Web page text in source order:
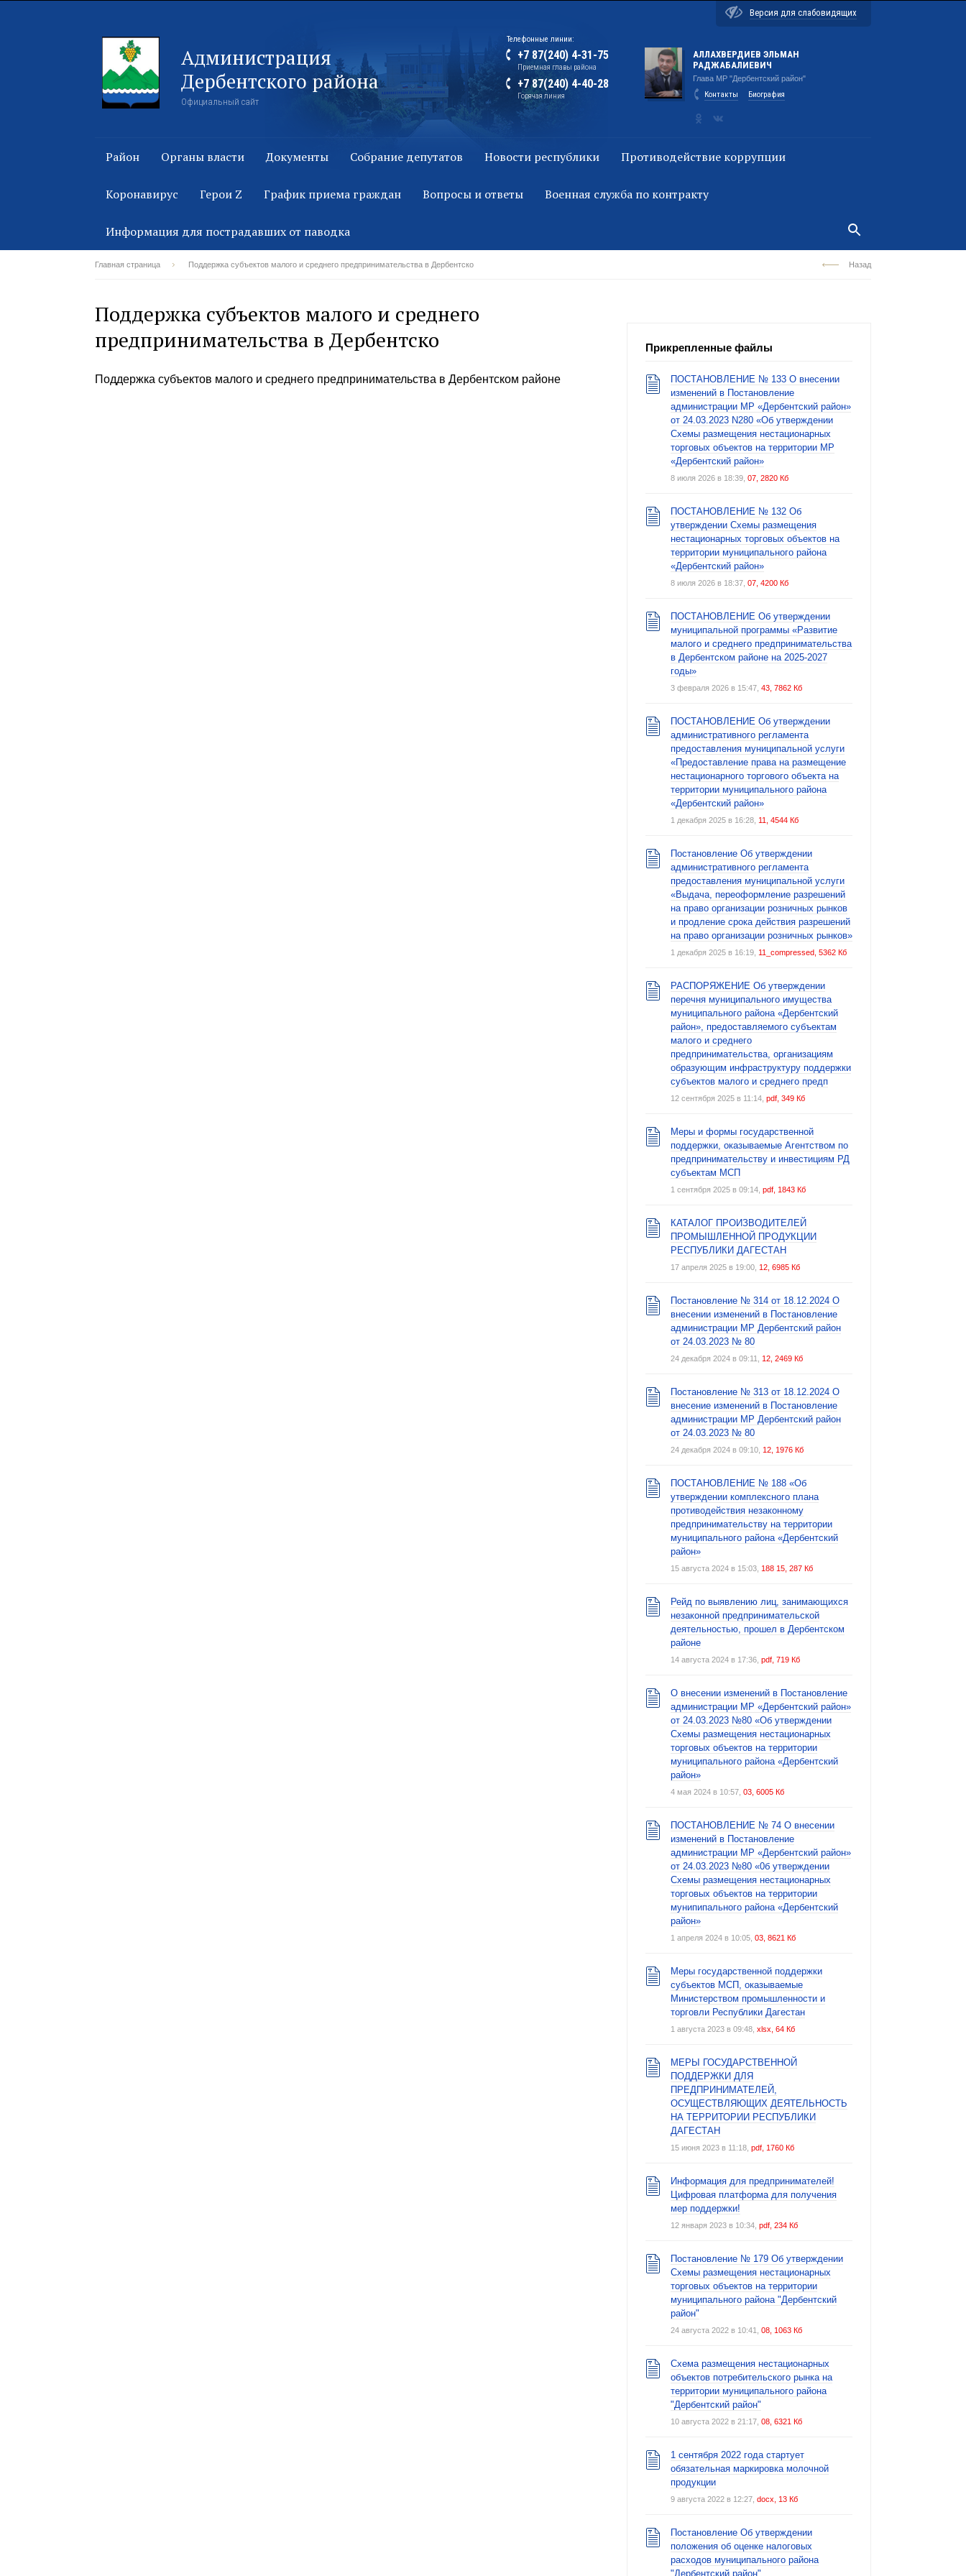
Администрация
Дербентского района
Официальный сайт
Телефонные линии:
+7 87(240) 4-31-75
Приемная главы района
+7 87(240) 4-40-28
Горячая линия
АЛЛАХВЕРДИЕВ ЭЛЬМАН
РАДЖАБАЛИЕВИЧ
Глава МР "Дербентский район"
Контакты Биография
Версия для слабовидящих
Район Органы власти Документы Собрание депутатов Новости республики Противодействие коррупции
Коронавирус Герои Z График приема граждан Вопросы и ответы Военная служба по контракту
Информация для пострадавших от паводка
Главная страница Поддержка субъектов малого и среднего предпринимательства в Дербентско Назад
Поддержка субъектов малого и среднего
предпринимательства в Дербентско
Поддержка субъектов малого и среднего предпринимательства в Дербентском районе
Прикрепленные файлы
ПОСТАНОВЛЕНИЕ № 133 О внесении
изменений в Постановление
администрации МР «Дербентский район»
от 24.03.2023 N280 «Об утверждении
Схемы размещения нестационарных
торговых объектов на территории МР
«Дербентский район»
8 июля 2026 в 18:39, 07, 2820 Кб
ПОСТАНОВЛЕНИЕ № 132 Об
утверждении Схемы размещения
нестационарных торговых объектов на
территории муниципального района
«Дербентский район»
8 июля 2026 в 18:37, 07, 4200 Кб
ПОСТАНОВЛЕНИЕ Об утверждении
муниципальной программы «Развитие
малого и среднего предпринимательства
в Дербентском районе на 2025-2027
годы»
3 февраля 2026 в 15:47, 43, 7862 Кб
ПОСТАНОВЛЕНИЕ Об утверждении
административного регламента
предоставления муниципальной услуги
«Предоставление права на размещение
нестационарного торгового объекта на
территории муниципального района
«Дербентский район»
1 декабря 2025 в 16:28, 11, 4544 Кб
Постановление Об утверждении
административного регламента
предоставления муниципальной услуги
«Выдача, переоформление разрешений
на право организации розничных рынков
и продление срока действия разрешений
на право организации розничных рынков»
1 декабря 2025 в 16:19, 11_compressed, 5362 Кб
РАСПОРЯЖЕНИЕ Об утверждении
перечня муниципального имущества
муниципального района «Дербентский
район», предоставляемого субъектам
малого и среднего
предпринимательства, организациям
образующим инфраструктуру поддержки
субъектов малого и среднего предп
12 сентября 2025 в 11:14, pdf, 349 Кб
Меры и формы государственной
поддержки, оказываемые Агентством по
предпринимательству и инвестициям РД
субъектам МСП
1 сентября 2025 в 09:14, pdf, 1843 Кб
КАТАЛОГ ПРОИЗВОДИТЕЛЕЙ
ПРОМЫШЛЕННОЙ ПРОДУКЦИИ
РЕСПУБЛИКИ ДАГЕСТАН
17 апреля 2025 в 19:00, 12, 6985 Кб
Постановление № 314 от 18.12.2024 О
внесении изменений в Постановление
администрации МР Дербентский район
от 24.03.2023 № 80
24 декабря 2024 в 09:11, 12, 2469 Кб
Постановление № 313 от 18.12.2024 О
внесение изменений в Постановление
администрации МР Дербентский район
от 24.03.2023 № 80
24 декабря 2024 в 09:10, 12, 1976 Кб
ПОСТАНОВЛЕНИЕ № 188 «Об
утверждении комплексного плана
противодействия незаконному
предпринимательству на территории
муниципального района «Дербентский
район»
15 августа 2024 в 15:03, 188 15, 287 Кб
Рейд по выявлению лиц, занимающихся
незаконной предпринимательской
деятельностью, прошел в Дербентском
районе
14 августа 2024 в 17:36, pdf, 719 Кб
О внесении изменений в Постановление
администрации МР «Дербентский район»
от 24.03.2023 №80 «Об утверждении
Схемы размещения нестационарных
торговых объектов на территории
муниципального района «Дербентский
район»
4 мая 2024 в 10:57, 03, 6005 Кб
ПОСТАНОВЛЕНИЕ № 74 О внесении
изменений в Постановление
администрации МР «Дербентский район»
от 24.03.2023 №80 «0б утверждении
Схемы размещения нестационарных
торговых объектов на территории
мунипипального района «Дербентский
район»
1 апреля 2024 в 10:05, 03, 8621 Кб
Меры государственной поддержки
субъектов МСП, оказываемые
Министерством промышленности и
торговли Республики Дагестан
1 августа 2023 в 09:48, xlsx, 64 Кб
МЕРЫ ГОСУДАРСТВЕННОЙ
ПОДДЕРЖКИ ДЛЯ
ПРЕДПРИНИМАТЕЛЕЙ,
ОСУЩЕСТВЛЯЮЩИХ ДЕЯТЕЛЬНОСТЬ
НА ТЕРРИТОРИИ РЕСПУБЛИКИ
ДАГЕСТАН
15 июня 2023 в 11:18, pdf, 1760 Кб
Информация для предпринимателей!
Цифровая платформа для получения
мер поддержки!
12 января 2023 в 10:34, pdf, 234 Кб
Постановление № 179 Об утверждении
Схемы размещения нестационарных
торговых объектов на территории
муниципального района "Дербентский
район"
24 августа 2022 в 10:41, 08, 1063 Кб
Схема размещения нестационарных
объектов потребительского рынка на
территории муниципального района
"Дербентский район"
10 августа 2022 в 21:17, 08, 6321 Кб
1 сентября 2022 года стартует
обязательная маркировка молочной
продукции
9 августа 2022 в 12:27, docx, 13 Кб
Постановление Об утверждении
положения об оценке налоговых
расходов муниципального района
"Дербентский район"